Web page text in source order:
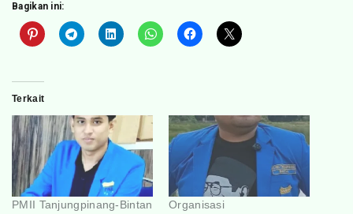
Bagikan ini:
Terkait
PMII Tanjungpinang-Bintan
Organisasi